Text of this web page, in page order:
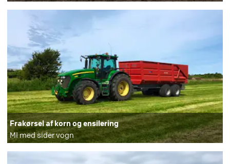
Frakørsel af korn og ensilering
MI med sider vogn